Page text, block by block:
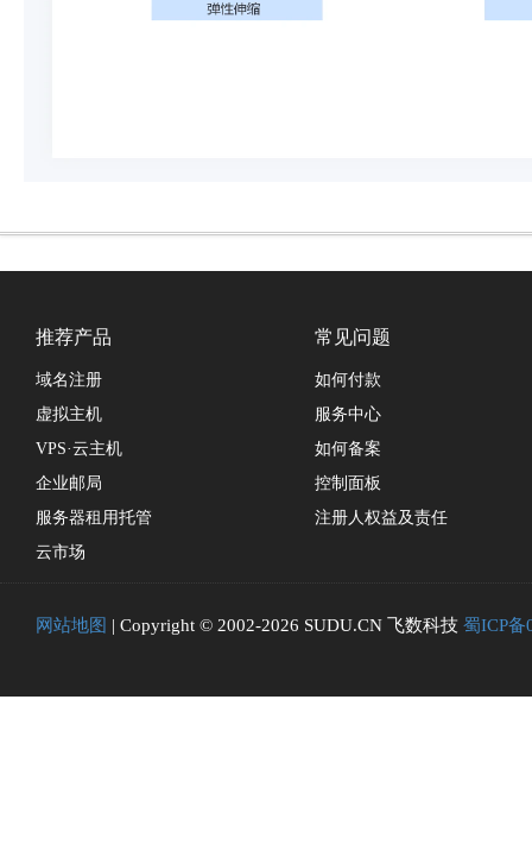
推荐产品
域名注册
虚拟主机
VPS·云主机
企业邮局
服务器租用托管
云市场
常见问题
如何付款
服务中心
如何备案
控制面板
注册人权益及责任
网站地图 | Copyright © 2002-2026 SUDU.CN 飞数科技 蜀ICP备